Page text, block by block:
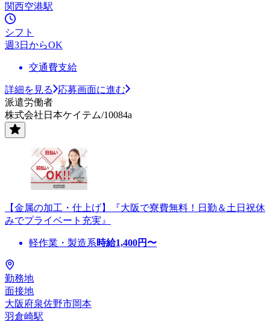
関西空港駅
シフト
週3日からOK
交通費支給
詳細を見る
応募画面に進む
派遣労働者
株式会社日本ケイテム/10084a
【金属の加工・仕上げ】『大阪で寮費無料！日勤＆土日祝休
みでプライベート充実』
軽作業・製造系時給1,400円〜
勤務地
面接地
大阪府泉佐野市岡本
羽倉崎駅